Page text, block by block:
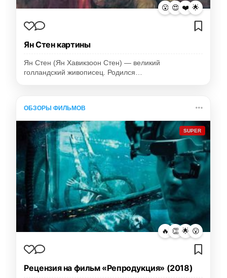
😮 😍 ❤️ 🌟
Ян Стен картины
Ян Стен (Ян Хавикзоон Стен) — великий
голландский живописец. Родился…
ОБЗОРЫ ФИЛЬМОВ
SUPER
🔥 👏 🌟 😮
Рецензия на фильм «Репродукция» (2018)